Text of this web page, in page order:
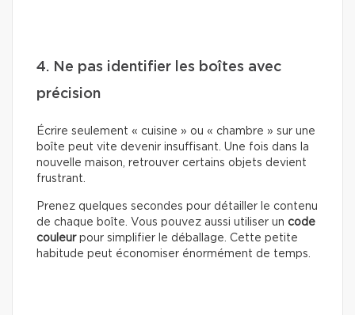
4. Ne pas identifier les boîtes avec
précision
Écrire seulement « cuisine » ou « chambre » sur une
boîte peut vite devenir insuffisant. Une fois dans la
nouvelle maison, retrouver certains objets devient
frustrant.
Prenez quelques secondes pour détailler le contenu
de chaque boîte. Vous pouvez aussi utiliser un code
couleurpour simplifier le déballage. Cette petite
habitude peut économiser énormément de temps.